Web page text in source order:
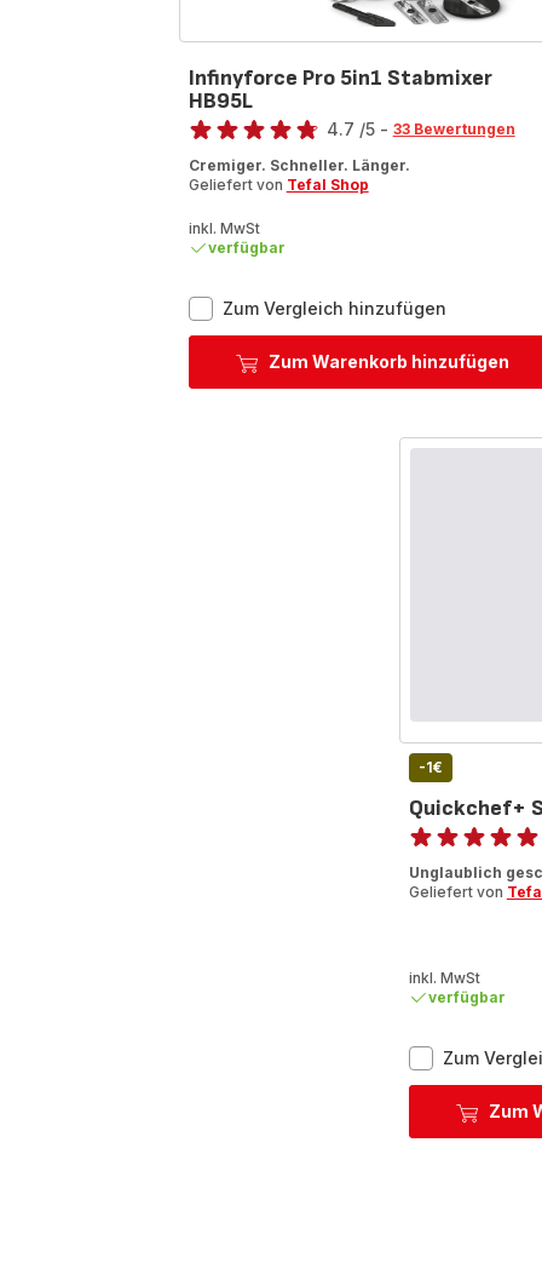
Zum Vergleich hinzufügenInfinyforce
Pro
5in1
Zum Warenkorb hinzufügen
Infinyforce Pro 5in1 Stabmixer
HB95L
Bewertung
4.7 /5 - 33 Bewertungen
Cremiger. Schneller. Länger.
Geliefert von Tefal Shop
inkl. MwSt
verfügbar
Zum
Zum
-1€
Quickchef+
Bewertung
Unglaublich
Geliefert von
inkl. MwSt
verfügbar